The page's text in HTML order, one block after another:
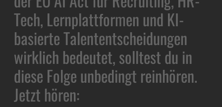
Tech, Lernplattformen und KI-
basierte Talententscheidungen
wirklich bedeutet, solltest du in
diese Folge unbedingt reinhören.
Jetzt hören: